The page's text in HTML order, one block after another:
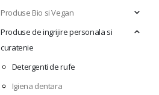
Produse Bio si Vegan
Produse de ingrijire personala si
curatenie
Detergenti de rufe
Igiena dentara